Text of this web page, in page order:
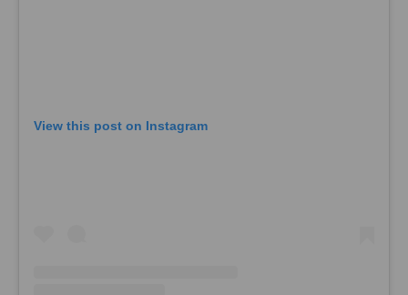
View this post on Instagram